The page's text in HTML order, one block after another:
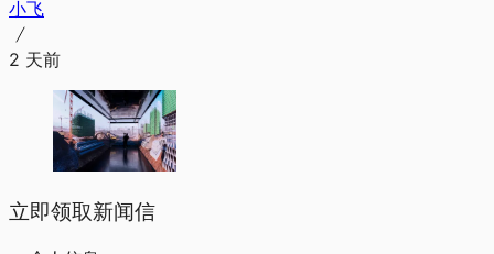
小飞
2 天前
立即领取新闻信